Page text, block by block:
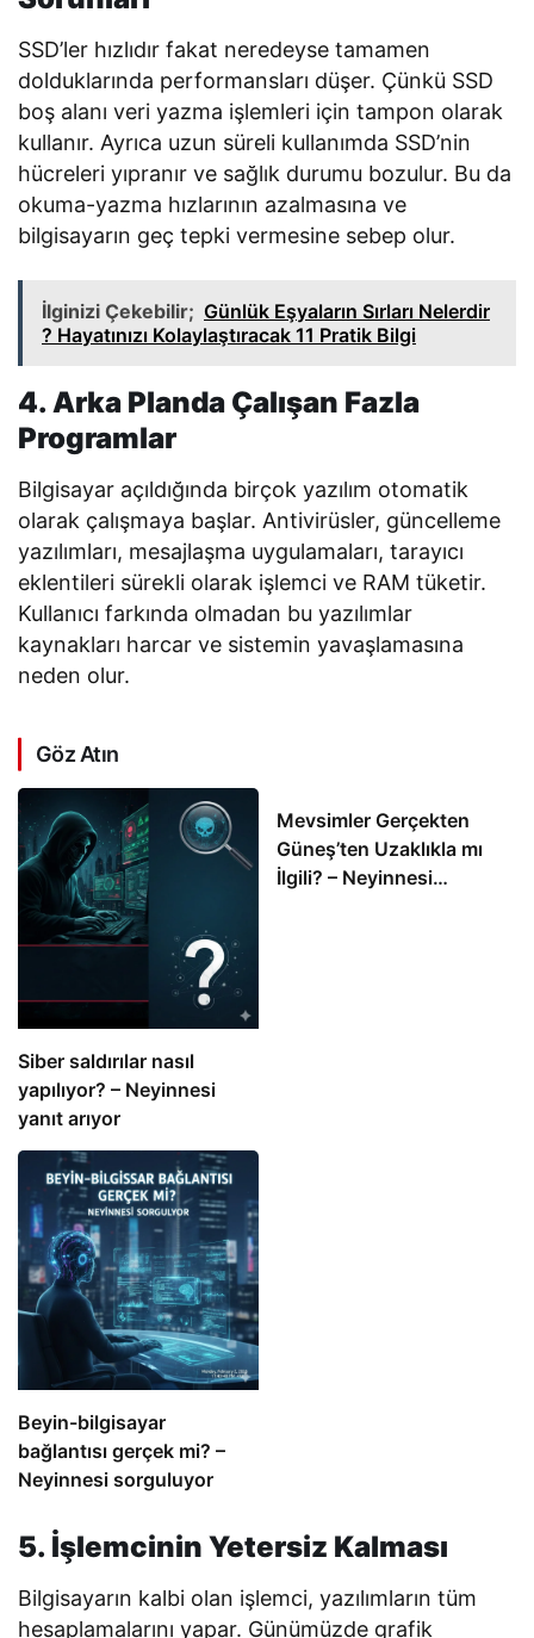
SSD’ler hızlıdır fakat neredeyse tamamen
dolduklarında performansları düşer. Çünkü SSD
boş alanı veri yazma işlemleri için tampon olarak
kullanır. Ayrıca uzun süreli kullanımda SSD’nin
hücreleri yıpranır ve sağlık durumu bozulur. Bu da
okuma-yazma hızlarının azalmasına ve
bilgisayarın geç tepki vermesine sebep olur.
İlginizi Çekebilir; Günlük Eşyaların Sırları Nelerdir
? Hayatınızı Kolaylaştıracak 11 Pratik Bilgi
4. Arka Planda Çalışan Fazla
Programlar
Bilgisayar açıldığında birçok yazılım otomatik
olarak çalışmaya başlar. Antivirüsler, güncelleme
yazılımları, mesajlaşma uygulamaları, tarayıcı
eklentileri sürekli olarak işlemci ve RAM tüketir.
Kullanıcı farkında olmadan bu yazılımlar
kaynakları harcar ve sistemin yavaşlamasına
neden olur.
Göz Atın
Siber saldırılar nasıl
yapılıyor? – Neyinnesi
yanıt arıyor
Mevsimler Gerçekten
Güneş’ten Uzaklıkla mı
İlgili? – Neyinnesi
Beyin-bilgisayar
bağlantısı gerçek mi? –
Neyinnesi sorguluyor
5. İşlemcinin Yetersiz Kalması
Bilgisayarın kalbi olan işlemci, yazılımların tüm
hesaplamalarını yapar. Günümüzde grafik